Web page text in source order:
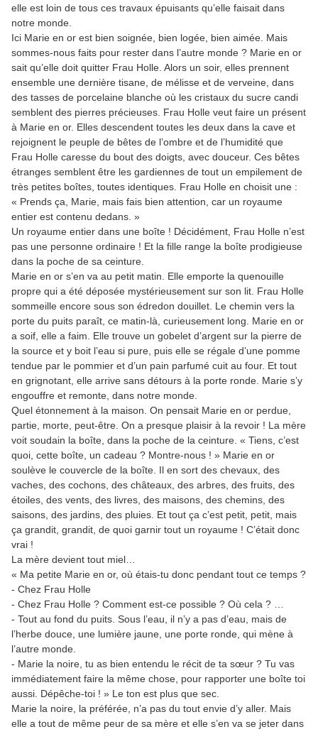
elle est loin de tous ces travaux épuisants qu’elle faisait dans
notre monde.
Ici Marie en or est bien soignée, bien logée, bien aimée. Mais
sommes-nous faits pour rester dans l’autre monde ? Marie en or
sait qu’elle doit quitter Frau Holle. Alors un soir, elles prennent
ensemble une dernière tisane, de mélisse et de verveine, dans
des tasses de porcelaine blanche où les cristaux du sucre candi
semblent des pierres précieuses. Frau Holle veut faire un présent
à Marie en or. Elles descendent toutes les deux dans la cave et
rejoignent le peuple de bêtes de l’ombre et de l’humidité que
Frau Holle caresse du bout des doigts, avec douceur. Ces bêtes
étranges semblent être les gardiennes de tout un empilement de
très petites boîtes, toutes identiques. Frau Holle en choisit une :
« Prends ça, Marie, mais fais bien attention, car un royaume
entier est contenu dedans. »
Un royaume entier dans une boîte ! Décidément, Frau Holle n’est
pas une personne ordinaire ! Et la fille range la boîte prodigieuse
dans la poche de sa ceinture.
Marie en or s’en va au petit matin. Elle emporte la quenouille
propre qui a été déposée mystérieusement sur son lit. Frau Holle
sommeille encore sous son édredon douillet. Le chemin vers la
porte du puits paraît, ce matin-là, curieusement long. Marie en or
a soif, elle a faim. Elle trouve un gobelet d’argent sur la pierre de
la source et y boit l’eau si pure, puis elle se régale d’une pomme
tendue par le pommier et d’un pain parfumé cuit au four. Et tout
en grignotant, elle arrive sans détours à la porte ronde. Marie s’y
engouffre et remonte, dans notre monde.
Quel étonnement à la maison. On pensait Marie en or perdue,
partie, morte, peut-être. On a presque plaisir à la revoir ! La mère
voit soudain la boîte, dans la poche de la ceinture. « Tiens, c’est
quoi, cette boîte, un cadeau ? Montre-nous ! » Marie en or
soulève le couvercle de la boîte. Il en sort des chevaux, des
vaches, des cochons, des châteaux, des arbres, des fruits, des
étoiles, des vents, des livres, des maisons, des chemins, des
saisons, des jardins, des pluies. Et tout ça c’est petit, petit, mais
ça grandit, grandit, de quoi garnir tout un royaume ! C’était donc
vrai !
La mère devient tout miel…
« Ma petite Marie en or, où étais-tu donc pendant tout ce temps ?
- Chez Frau Holle
- Chez Frau Holle ? Comment est-ce possible ? Où cela ? …
- Tout au fond du puits. Sous l’eau, il n’y a pas d’eau, mais de
l’herbe douce, une lumière jaune, une porte ronde, qui mène à
l’autre monde.
- Marie la noire, tu as bien entendu le récit de ta sœur ? Tu vas
immédiatement faire la même chose, pour rapporter une boîte toi
aussi. Dépêche-toi ! » Le ton est plus que sec.
Marie la noire, la préférée, n’a pas du tout envie d’y aller. Mais
elle a tout de même peur de sa mère et elle s’en va se jeter dans